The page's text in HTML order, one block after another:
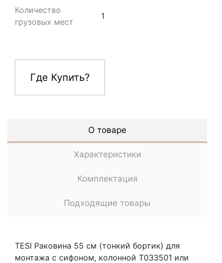
Количество
грузовых мест
1
Где Купить?
О товаре
Характеристики
Комплектация
Подходящие товары
TESI Раковина 55 см (тонкий бортик) для
монтажа с сифоном, колонной T033501 или